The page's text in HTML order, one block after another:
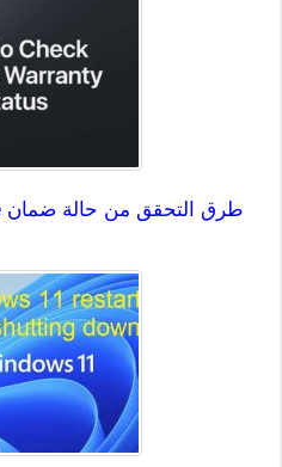
طرق التحقق من حالة ضمان iPhone